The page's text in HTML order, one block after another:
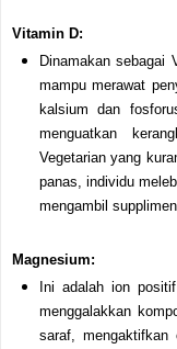
Vitamin D:
Dinamakan sebagai
mampu merawat
kalsium dan
menguatkan
Vegetarian yang
panas, individu
mengambil
Magnesium:
Ini adalah ion
menggalakkan
saraf, mengaktifkan